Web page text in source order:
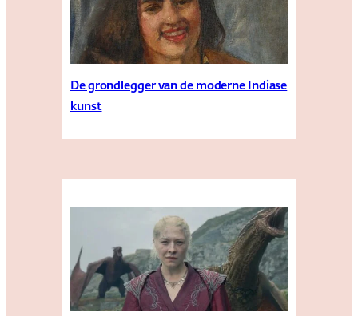
De grondlegger van de moderne Indiase
kunst